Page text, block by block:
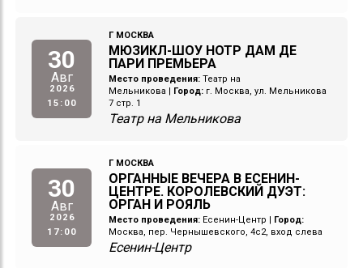
30
Авг
2026
15:00
Г МОСКВА
МЮЗИКЛ-ШОУ НОТР ДАМ ДЕ
ПАРИ ПРЕМЬЕРА
Место проведения: Театр на
Мельникова
Город: г. Москва, ул. Мельникова
7 стр. 1
Театр на Мельникова
30
Авг
2026
17:00
Г МОСКВА
ОРГАННЫЕ ВЕЧЕРА В ЕСЕНИН-
ЦЕНТРЕ. КОРОЛЕВСКИЙ ДУЭТ:
ОРГАН И РОЯЛЬ
Место проведения: Есенин-Центр
Город:
Москва, пер. Чернышевского, 4с2, вход слева
Есенин-Центр